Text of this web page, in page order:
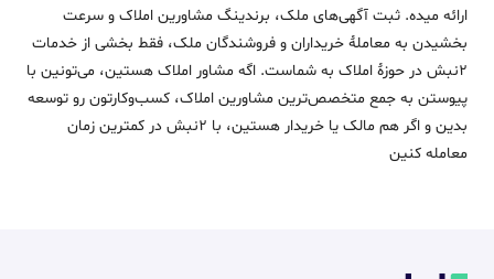
ارائه میده. ثبت آگهی‌های ملک، برندینگ مشاورین املاک و سرعت
بخشیدن به معاملۀ خریداران و فروشندگان ملک، فقط بخشی از خدمات
2نبش در حوزۀ املاک به شماست. اگه مشاور املاک هستین، می‌تونین با
پیوستن به جمع متخصص‌ترین مشاورین املاک، کسب‌وکارتون رو توسعه
بدین و اگر هم مالک یا خریدار هستین، با 2نبش در کمترین زمان
معامله‌ کنین